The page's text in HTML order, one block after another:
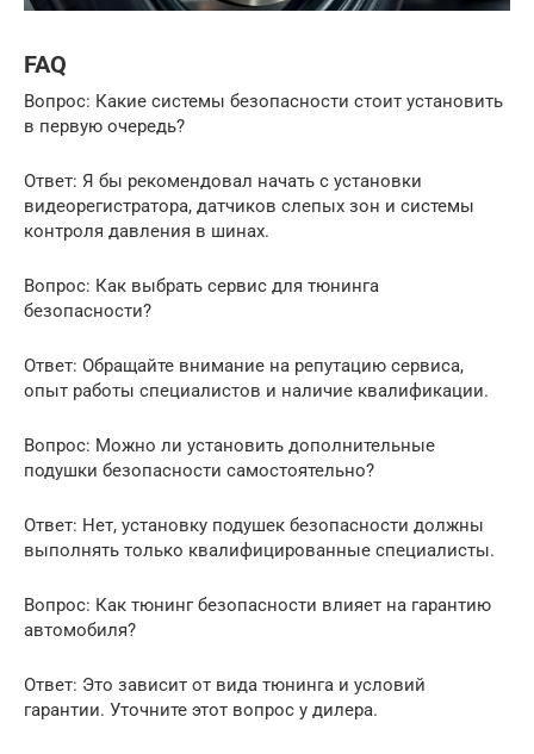
FAQ
Вопрос: Какие системы безопасности стоит установить
в первую очередь?
Ответ: Я бы рекомендовал начать с установки
видеорегистратора, датчиков слепых зон и системы
контроля давления в шинах.
Вопрос: Как выбрать сервис для тюнинга
безопасности?
Ответ: Обращайте внимание на репутацию сервиса,
опыт работы специалистов и наличие квалификации.
Вопрос: Можно ли установить дополнительные
подушки безопасности самостоятельно?
Ответ: Нет, установку подушек безопасности должны
выполнять только квалифицированные специалисты.
Вопрос: Как тюнинг безопасности влияет на гарантию
автомобиля?
Ответ: Это зависит от вида тюнинга и условий
гарантии. Уточните этот вопрос у дилера.